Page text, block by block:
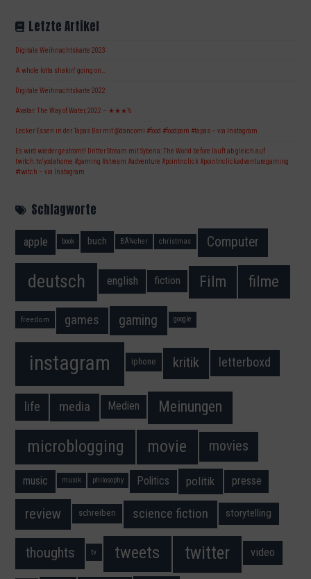
Letzte Artikel
Digitale Weihnachtskarte 2023
A whole lotta shakin‘ going on…
Digitale Weihnachtskarte 2022
Avatar: The Way of Water, 2022 – ★★★½
Lecker Essen in der Tapas Bar mit @dancorni #food #foodporn #tapas – via Instagram
Es wird wieder geströmt! Dritter Stream mit Syberia: The World before läuft ab gleich auf
twitch.tv/yodahome #gaming #stream #adventure #pointnclick #pointnclickadventuregaming
#twitch – via Instagram
Schlagworte
apple book buch BÃ¼cher christmas Computer
deutsch english fiction Film filme
freedom games gaming google
instagram iphone kritik letterboxd
life media Medien Meinungen
microblogging movie movies
music musik philosophy Politics politik presse
review schreiben science fiction storytelling
thoughts tv tweets twitter video